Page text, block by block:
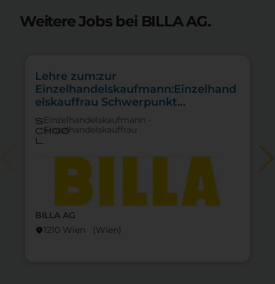
Weitere Jobs bei BILLA AG.
BILLA AG
location_on1210 Wien (Wien)
Lehre zum:zur
Einzelhandelskaufmann:Einzelhand
elskauffrau Schwerpunkt
Lebensmittel
s
choo
l
Einzelhandelskaufmann -
Einzelhandelskauffrau